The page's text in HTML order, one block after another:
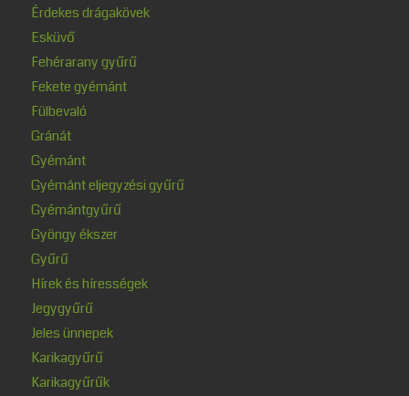
Érdekes drágakövek
Esküvő
Fehérarany gyűrű
Fekete gyémánt
Fülbevaló
Gránát
Gyémánt
Gyémánt eljegyzési gyűrű
Gyémántgyűrű
Gyöngy ékszer
Gyűrű
Hírek és hírességek
Jegygyűrű
Jeles ünnepek
Karikagyűrű
Karikagyűrűk